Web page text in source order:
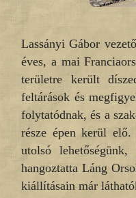
Lassányi Gábor
éves, a mai
területre került
feltárások és
folytatódnak, és a
része épen kerül
utolsó
hangoztatta Láng
kiállításain már